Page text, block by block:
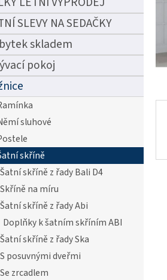
SLEVY NA SEDAČKY
skladem
pokoj
sluhové
skříně
Šatní skříně z řady Bali D4
Skříně na míru
Šatní skříně z řady Abi
Doplňky k šatním skříním ABI
Šatní skříně z řady Ska
S posuvnými dveřmi
Se zrcadlem